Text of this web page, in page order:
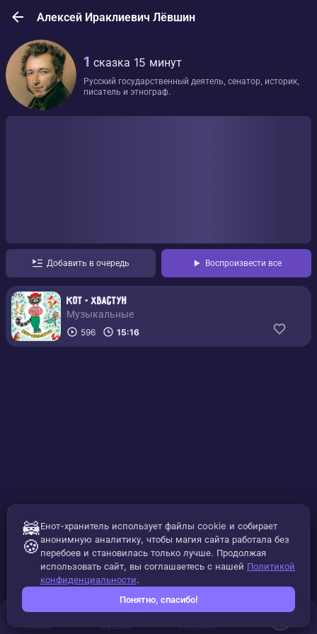
Алексей Ираклиевич Лёвшин
1 сказка 15 минут
Русский государственный деятель, сенатор, историк,
писатель и этнограф.
Добавить в очередь Воспроизвести все
Кот - хвастун
Музыкальные
596 15:16
Сказки Музыка Избраное
🦝
🍪
Енот-хранитель использует файлы cookie и собирает
анонимную аналитику, чтобы магия сайта работала без
перебоев и становилась только лучше. Продолжая
использовать сайт, вы соглашаетесь с нашей Политикой
конфиденциальности.
Понятно, спасибо!